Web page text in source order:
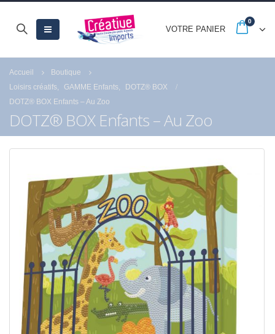
VOTRE PANIER
0
Accueil
Boutique
Loisirs créatifs
GAMME Enfants
DOTZ® BOX
DOTZ® BOX Enfants – Au Zoo
DOTZ® BOX Enfants – Au Zoo